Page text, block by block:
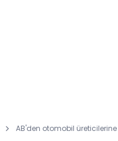
AB'den otomobil